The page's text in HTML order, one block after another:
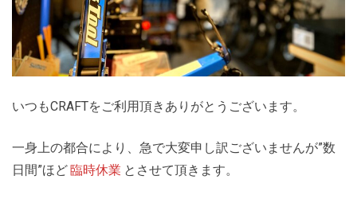
いつもCRAFTをご利用頂きありがとうございます。
一身上の都合により、急で大変申し訳ございませんが”数
日間”ほど臨時休業 とさせて頂きます。